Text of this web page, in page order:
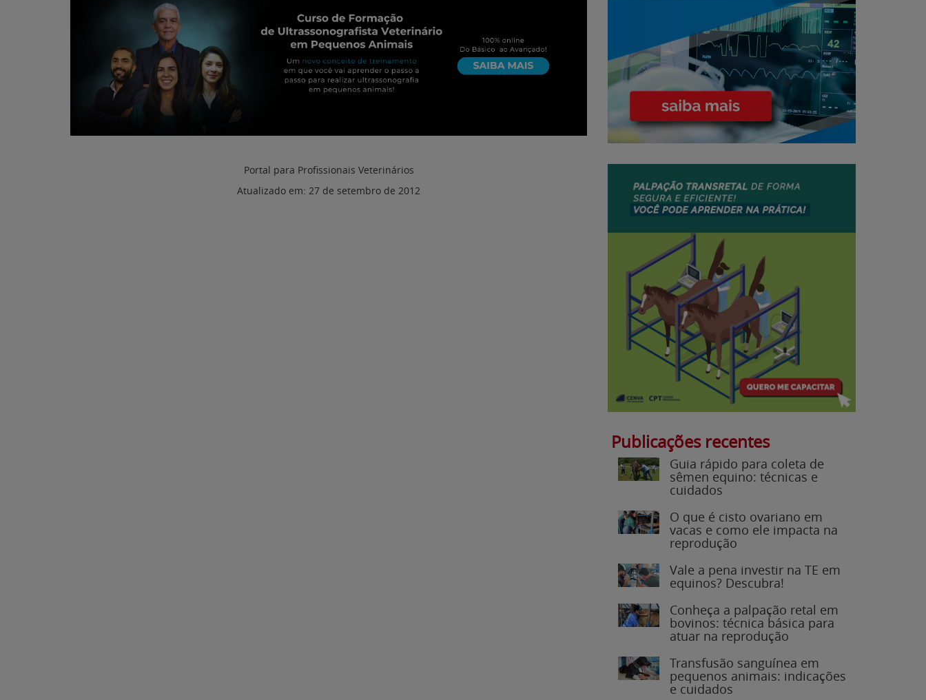
Atualizado em:27 de setembro de 2012
Publicações recentes
Guia rápido para coleta de
sêmen equino: técnicas e
cuidados
O que é cisto ovariano em
vacas e como ele impacta na
reprodução
Vale a pena investir na TE em
equinos? Descubra!
Conheça a palpação retal em
bovinos: técnica básica para
atuar na reprodução
Transfusão sanguínea em
pequenos animais: indicações
e cuidados